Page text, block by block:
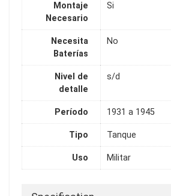
Montaje
Necesario
Si
Necesita
Baterías
No
Nivel de
detalle
s/d
Período 1931 a 1945
Tipo Tanque
Uso Militar